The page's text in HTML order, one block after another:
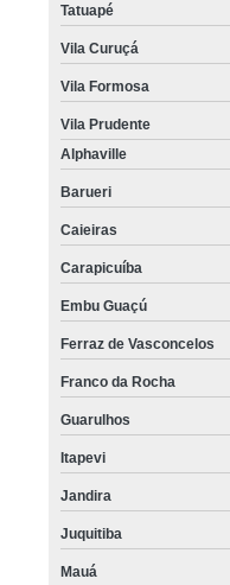
micropigmentação capilar 3d
quanto custa
micropigmentação capilar
micropigmentação capilar
quanto custa
micropigmentação capilar
micropigmentação capilar
onde encontro
micropigmentação capilar
quanto custa
onde encontro
micropigmentação capilar
Tatuapé
Vila Curuçá
Vila Formosa
Vila Prudente
Alphaville
Barueri
Caieiras
Carapicuíba
Embu Guaçú
Ferraz de Vasconcelos
Franco da Rocha
Guarulhos
Itapevi
Jandira
Juquitiba
Mauá